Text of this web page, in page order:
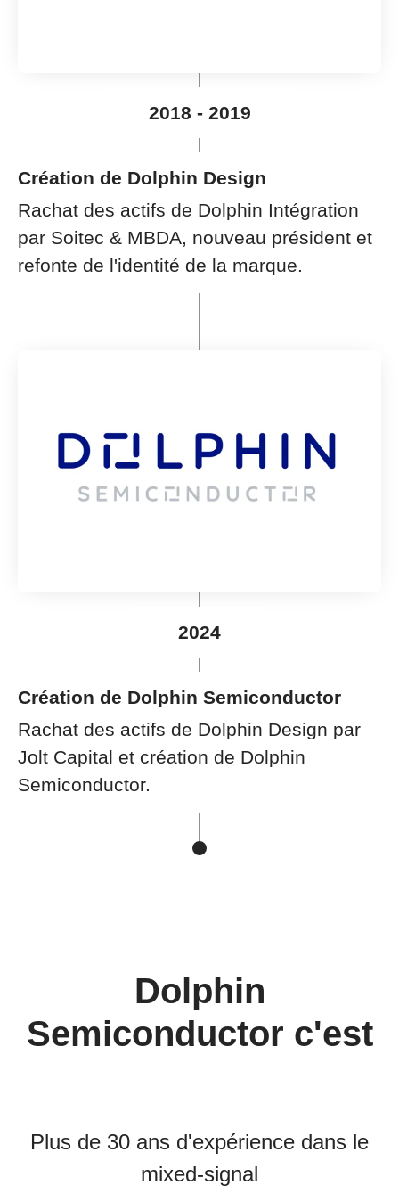
2018 - 2019
Création de Dolphin Design
Rachat des actifs de Dolphin Intégration
par Soitec & MBDA, nouveau président et
refonte de l'identité de la marque.
2024
Création de Dolphin Semiconductor
Rachat des actifs de Dolphin Design par
Jolt Capital et création de Dolphin
Semiconductor.
Dolphin
Semiconductor c'est
Plus de 30 ans d'expérience dans le
mixed-signal